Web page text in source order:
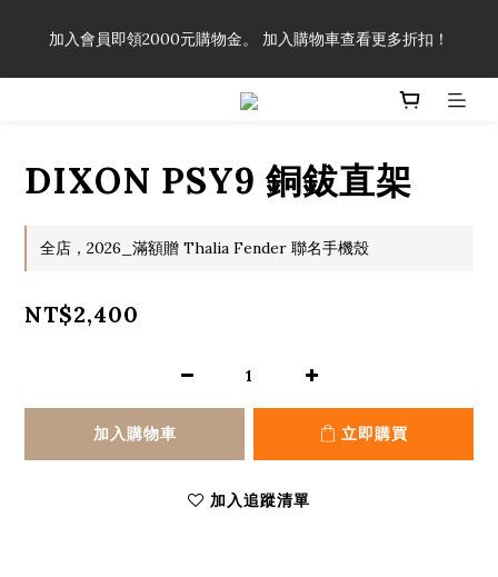
享有弦線、配件終生89折優惠！
加入會員即領2000元購物金。 加入購物車查看更多折扣！
「一生弦命！」單筆購買弦線、配件滿$999（不含運費），即可
DIXON PSY9 銅鈸直架
全店，2026_滿額贈 Thalia Fender 聯名手機殼
NT$2,400
加入購物車 立即購買
加入追蹤清單